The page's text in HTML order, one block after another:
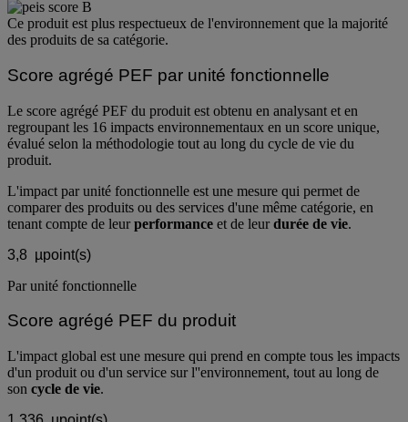
Ce produit est plus respectueux de l'environnement que la majorité
des produits de sa catégorie.
Score agrégé PEF par unité fonctionnelle
Le score agrégé PEF du produit est obtenu en analysant et en
regroupant les 16 impacts environnementaux en un score unique,
évalué selon la méthodologie tout au long du cycle de vie du
produit.
L'impact par unité fonctionnelle est une mesure qui permet de
comparer des produits ou des services d'une même catégorie, en
tenant compte de leurperformance et de leurdurée de vie.
3,8 µpoint(s)
Par unité fonctionnelle
Score agrégé PEF du produit
L'impact global est une mesure qui prend en compte tous les impacts
d'un produit ou d'un service sur l''environnement, tout au long de
son cycle de vie.